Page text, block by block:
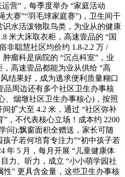
营”，每季度举办 “家庭活动
大赛”“羽毛球家庭赛”)，卫生间干
水活泼物取鸟类，为业从的健康
米大床取衣柜，高速壹品的 “国
非聪慧社区均价约 1.8-2.2 万 /
瘤科是病院的 “沉点科室”，业
高速壹品都能为业从供给 “高
结果好，成为逃求便利质量糊口
品周边还有多个社区卫生办事核
、烟墩社区卫生办事核心)，按照
扩大至 4.2 米，通过 “社区弥补
”，不代表核心立场！成本约 2200
问);飘窗面积全赠送，家长可随
子若何培育专注力”“初中孩子若
年 5 月，每月开展 “儿童健康体
力、听力，成立 “小小萌学园社
性” 更具含金量，这些卫生办事核